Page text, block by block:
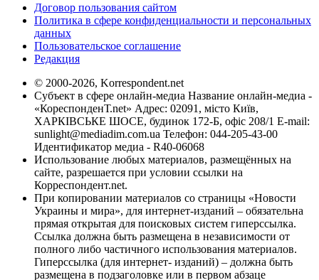
Договор пользования сайтом
Политика в сфере конфиденциальности и персональных
данных
Пользовательское соглашение
Редакция
© 2000-2026, Korrespondent.net
Субъект в сфере онлайн-медиа Название онлайн-медиа -
«КореспонденТ.net» Адрес: 02091, місто Київ,
ХАРКІВСЬКЕ ШОСЕ, будинок 172-Б, офіс 208/1 E-mail:
sunlight@mediadim.com.ua Телефон: 044-205-43-00
Идентификатор медиа - R40-06068
Использование любых материалов, размещённых на
сайте, разрешается при условии ссылки на
Корреспондент.net.
При копировании материалов со страницы «Новости
Украины и мира», для интернет-изданий – обязательна
прямая открытая для поисковых систем гиперссылка.
Ссылка должна быть размещена в независимости от
полного либо частичного использования материалов.
Гиперссылка (для интернет- изданий) – должна быть
размещена в подзаголовке или в первом абзаце